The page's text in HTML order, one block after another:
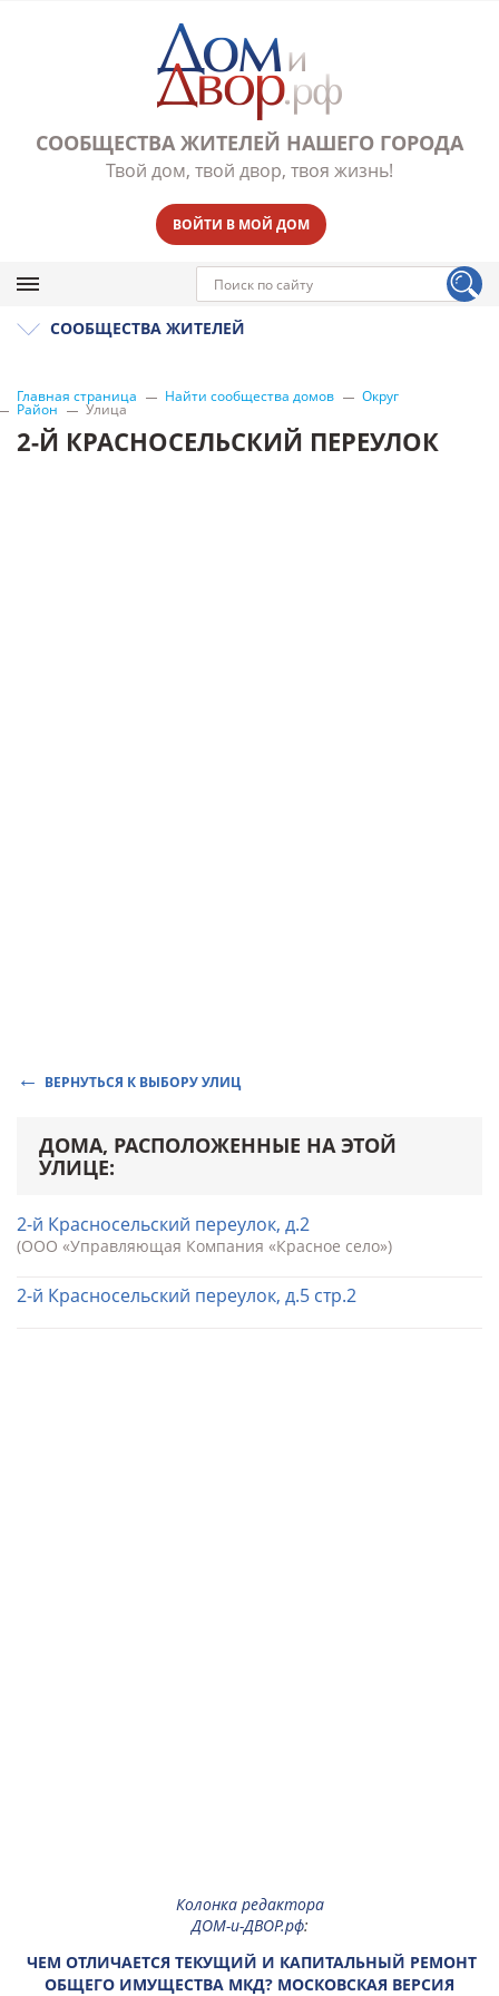
СООБЩЕСТВА ЖИТЕЛЕЙ НАШЕГО ГОРОДА
Твой дом, твой двор, твоя жизнь!
ВОЙТИ В МОЙ ДОМ
СООБЩЕСТВА ЖИТЕЛЕЙ
Главная страница Найти сообщества домов Округ
Район Улица
2-Й КРАСНОСЕЛЬСКИЙ ПЕРЕУЛОК
ВЕРНУТЬСЯ К ВЫБОРУ УЛИЦ
ДОМА, РАСПОЛОЖЕННЫЕ НА ЭТОЙ
УЛИЦЕ:
2-й Красносельский переулок, д.2
(ООО «Управляющая Компания «Красное село»)
2-й Красносельский переулок, д.5 стр.2
Колонка редактора
ДОМ-и-ДВОР.рф:
ЧЕМ ОТЛИЧАЕТСЯ ТЕКУЩИЙ И КАПИТАЛЬНЫЙ РЕМОНТ
ОБЩЕГО ИМУЩЕСТВА МКД? МОСКОВСКАЯ ВЕРСИЯ